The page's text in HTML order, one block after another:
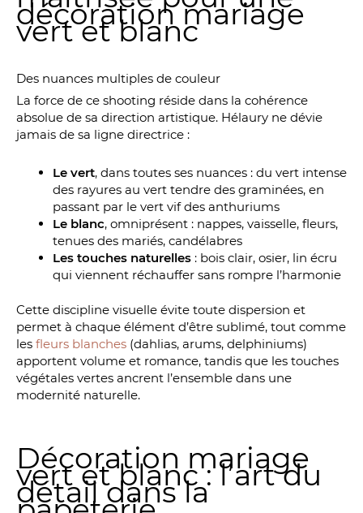
décoration mariage
vert et blanc
Des nuances multiples de couleur
La force de ce shooting réside dans la cohérence
absolue de sa direction artistique. Hélaury ne dévie
jamais de sa ligne directrice :
Le vert, dans toutes ses nuances : du vert intense
des rayures au vert tendre des graminées, en
passant par le vert vif des anthuriums
Le blanc, omniprésent : nappes, vaisselle, fleurs,
tenues des mariés, candélabres
Les touches naturelles : bois clair, osier, lin écru
qui viennent réchauffer sans rompre l’harmonie
Cette discipline visuelle évite toute dispersion et
permet à chaque élément d’être sublimé, tout comme
les fleurs blanches (dahlias, arums, delphiniums)
apportent volume et romance, tandis que les touches
végétales vertes ancrent l’ensemble dans une
modernité naturelle.
Décoration mariage
vert et blanc : l’art du
détail dans la